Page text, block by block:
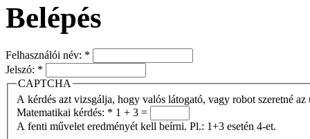
Belépés
Felhasználói név: *
Jelszó: *
CAPTCHA
A kérdés azt vizsgálja, hogy valós látogató, vagy robot szeretné
Matematikai kérdés: * 1 + 3 =
A fenti művelet eredményét kell beírni. Pl.: 1+3 esetén 4-et.